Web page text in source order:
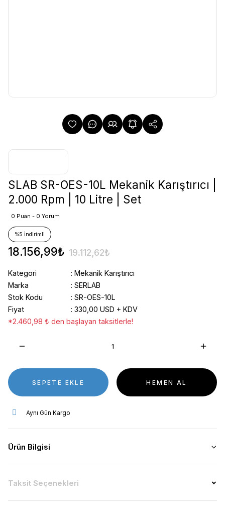
SLAB SR-OES-10L Mekanik Karıştırıcı |
2.000 Rpm | 10 Litre | Set
0 Puan - 0 Yorum
%5 İndirimli
18.156,99₺ 19.112,62₺
Kategori
Mekanik Karıştırıcı
Marka
SERLAB
Stok Kodu
SR-OES-10L
Fiyat
330,00 USD + KDV
*2.460,98 ₺ den başlayan taksitlerle!
SEPETE EKLE HEMEN AL
Aynı Gün Kargo
Ürün Bilgisi
Taksit Seçenekleri